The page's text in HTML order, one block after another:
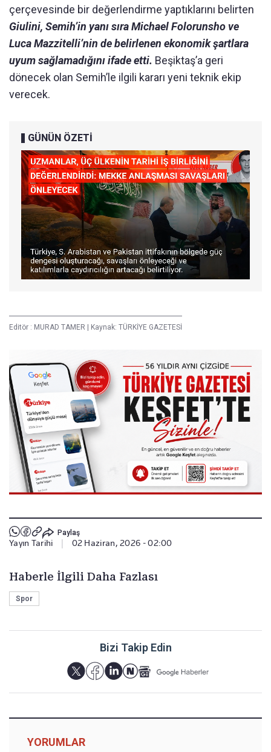
çerçevesinde bir değerlendirme yaptıklarını belirten
Giulini, Semih’in yanı sıra Michael Folorunsho ve
Luca Mazzitelli’nin de belirlenen ekonomik şartlara
uyum sağlamadığını ifade etti. Beşiktaş’a geri
dönecek olan Semih’le ilgili kararı yeni teknik ekip
verecek.
GÜNÜN ÖZETİ
Editör : MURAD TAMER | Kaynak: TÜRKİYE GAZETESİ
Paylaş
Yayın Tarihi 02 Haziran, 2026 - 02:00
Haberle İlgili Daha Fazlası
Spor
Bizi Takip Edin
YORUMLAR